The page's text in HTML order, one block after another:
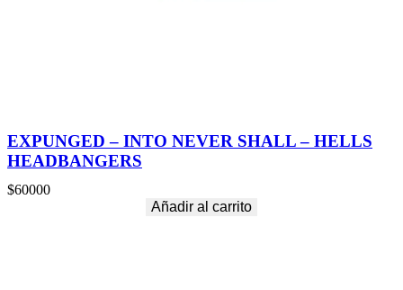
EXPUNGED – INTO NEVER SHALL – HELLS
HEADBANGERS
$60000
Añadir al carrito